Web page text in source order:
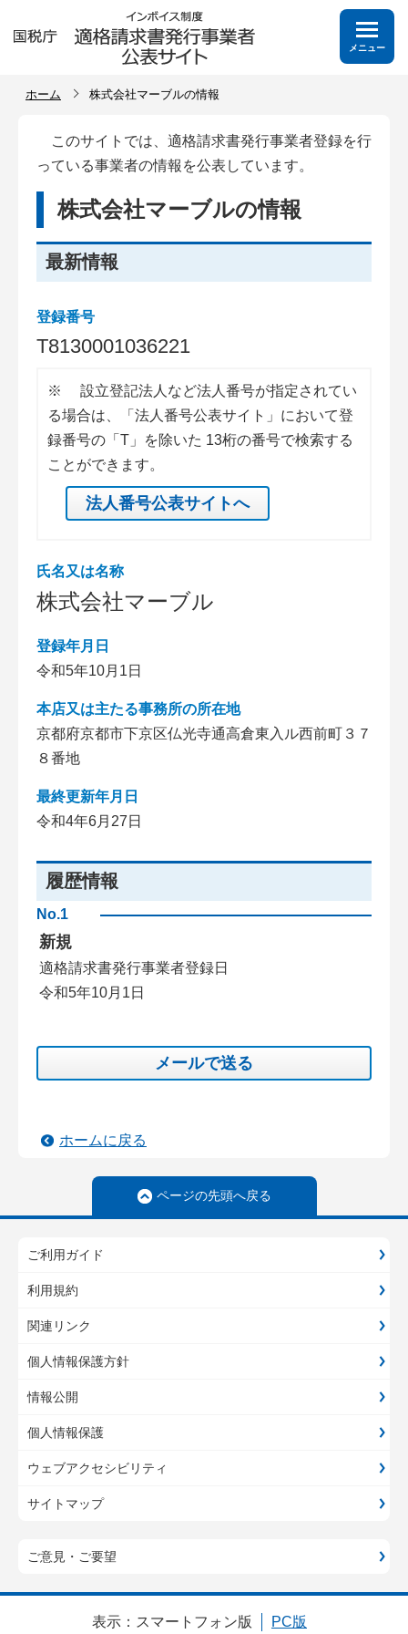
メニュー
ホーム 株式会社マーブルの情報
このサイトでは、適格請求書発行事業者登録を行
っている事業者の情報を公表しています。
株式会社マーブルの情報
最新情報
登録番号
T8130001036221
※
設立登記法人など法人番号が指定されてい
る場合は、「法人番号公表サイト」において登
録番号の「T」を除いた 13桁の番号で検索する
ことができます。
法人番号公表サイトへ
氏名又は名称
株式会社マーブル
登録年月日
令和5年10月1日
本店又は主たる事務所の所在地
京都府京都市下京区仏光寺通高倉東入ル西前町３７
８番地
最終更新年月日
令和4年6月27日
履歴情報
No.1
新規
適格請求書発行事業者登録日
令和5年10月1日
メールで送る
ホームに戻る
ページの先頭へ戻る
ご利用ガイド
利用規約
関連リンク
個人情報保護方針
情報公開
個人情報保護
ウェブアクセシビリティ
サイトマップ
ご意見・ご要望
表示： スマートフォン版 PC版